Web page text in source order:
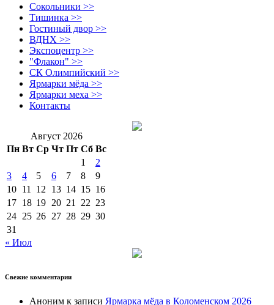
Сокольники >>
Тишинка >>
Гостиный двор >>
ВДНХ >>
Экспоцентр >>
"Флакон" >>
СК Олимпийский >>
Ярмарки мёда >>
Ярмарки меха >>
Контакты
Август 2026
Пн Вт Ср Чт Пт Сб Вс
1
2
3
4 5 6 7 8
9
10 11 12 13 14 15 16
17 18 19 20 21 22 23
24 25 26 27 28 29 30
31
« Июл
Свежие комментарии
Аноним к записи Ярмарка мёда в Коломенском 2026